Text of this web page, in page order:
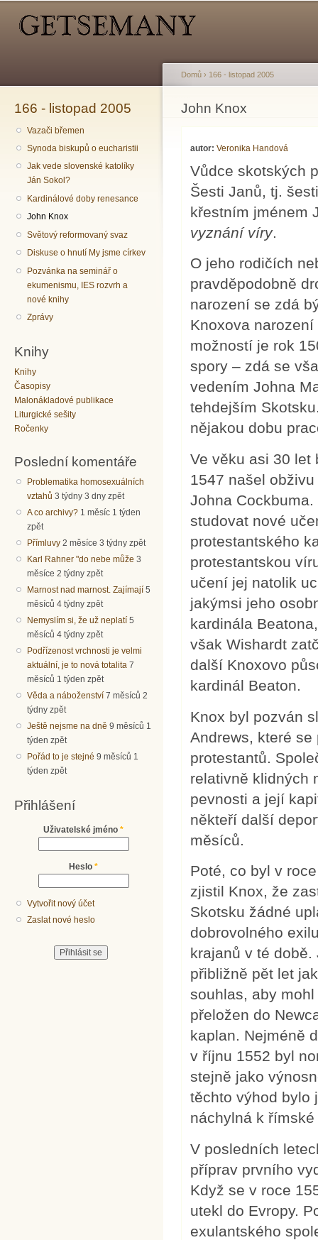
166 - listopad 2005
Vazači břemen
Synoda biskupů o eucharistii
Jak vede slovenské katolíky
Ján Sokol?
Kardinálové doby renesance
John Knox
Světový reformovaný svaz
Diskuse o hnutí My jsme církev
Pozvánka na seminář o
ekumenismu, IES rozvrh a
nové knihy
Zprávy
Knihy
Knihy
Časopisy
Malonákladové publikace
Liturgické sešity
Ročenky
Poslední komentáře
Problematika homosexuálních
vztahů 3 týdny 3 dny zpět
A co archivy? 1 měsíc 1 týden
zpět
Přímluvy 2 měsíce 3 týdny zpět
Karl Rahner "do nebe může 3
měsíce 2 týdny zpět
Marnost nad marnost. Zajímají 5
měsíců 4 týdny zpět
Nemyslím si, že už neplatí 5
měsíců 4 týdny zpět
Podřízenost vrchnosti je velmi
aktuální, je to nová totalita 7
měsíců 1 týden zpět
Věda a náboženství 7 měsíců 2
týdny zpět
Ještě nejsme na dně 9 měsíců 1
týden zpět
Pořád to je stejné 9 měsíců 1
týden zpět
Přihlášení
Uživatelské jméno *
Heslo *
Vytvořit nový účet
Zaslat nové heslo
Jste zde
Domů › 166 - listopad 2005
John Knox
autor:Veronika Handová
Vůdce skotských
Šesti Janů, tj.
křestním jménem
vyznání víry.
O jeho rodičích
pravděpodobně
narození se zdá
Knoxova
možností je rok
spory – zdá se
vedením Johna
tehdejším
nějakou dobu
Ve věku asi 30 let
1547 našel
Johna
studovat nové
protestantského
protestantskou
učení jej natolik
jakýmsi jeho
kardinála
však Wishardt
další Knoxovo
kardinál Beaton.
Knox byl pozván
Andrews, které
protestantů.
relativně klidných
pevnosti a její
někteří další
měsíců.
Poté, co byl v
zjistil Knox, že
Skotsku žádné
dobrovolného
krajanů v té
přibližně pět let
souhlas, aby
přeložen do
kaplan. Nejméně
v říjnu 1552 byl
stejně jako
těchto výhod bylo
náchylná k
V posledních
příprav prvního
Když se v roce
utekl do Evropy.
exulantského